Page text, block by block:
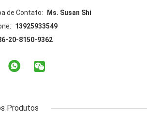
de Contato:
Ms. Susan Shi
13925933549
20-8150-9362
Produtos